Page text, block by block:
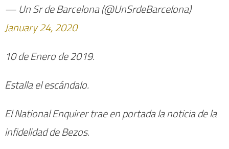
— Un Sr de Barcelona (@UnSrdeBarcelona)
January 24, 2020
10 de Enero de 2019.
Estalla el escándalo.
El National Enquirer trae en portada la noticia de la
infidelidad de Bezos.